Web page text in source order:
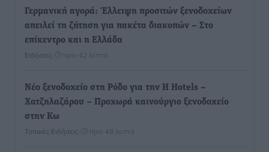
Γερμανική αγορά: Έλλειψη προσιτών ξενοδοχείων
απειλεί τη ζήτηση για πακέτα διακοπών – Στο
επίκεντρο και η Ελλάδα
Ειδήσεις πριν 42 λεπτά
Νέο ξενοδοχείο στη Ρόδο για την H Hotels –
Χατζηλαζάρου – Προχωρά καινούργιο ξενοδοχείο
στην Κω
Τοπικές Ειδήσεις πριν 48 λεπτά